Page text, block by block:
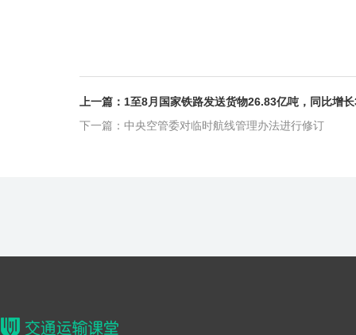
上一篇：1至8月国家铁路发送货物26.83亿吨，同比增
下一篇：中央空管委对临时航线管理办法进行修订